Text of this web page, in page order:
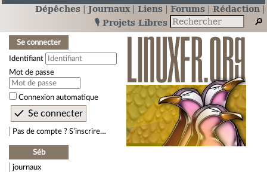
Dépêches Journaux Liens Forums
Rédaction
🎙️ Projets Libres
Se connecter
Identifiant
Mot de passe
Connexion automatique
Pas de compte ? S’inscrire…
Séb
journaux